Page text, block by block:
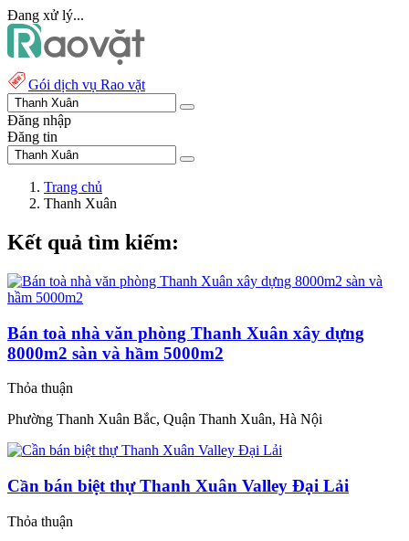
Đang xử lý...
Gói dịch vụ Rao vặt
Đăng nhập
Đăng tin
Trang chủ
Thanh Xuân
Kết quả tìm kiếm:
Bán toà nhà văn phòng Thanh Xuân xây dựng
8000m2 sàn và hầm 5000m2
Thỏa thuận
Phường Thanh Xuân Bắc, Quận Thanh Xuân, Hà Nội
Cần bán biệt thự Thanh Xuân Valley Đại Lải
Thỏa thuận